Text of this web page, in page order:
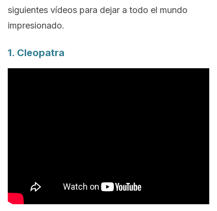
siguientes vídeos para dejar a todo el mundo
impresionado.
1. Cleopatra